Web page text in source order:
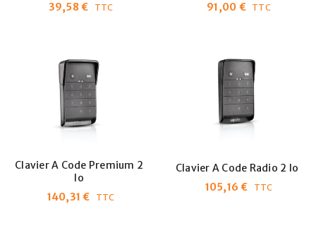
39,58€ TTC
91,00 € TTC
Clavier A Code Premium 2
Io
140,31€ TTC
Clavier A Code Radio 2 Io
105,16€ TTC